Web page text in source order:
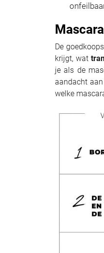
De
krijgt, wat
je als de
aandacht
welke